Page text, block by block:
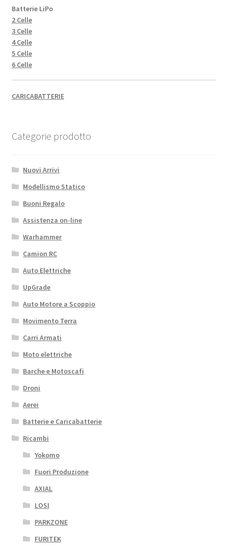
Batterie LiPo
2 Celle
3 Celle
4 Celle
5 Celle
6 Celle
CARICABATTERIE
Categorie prodotto
Nuovi Arrivi
Modellismo Statico
Buoni Regalo
Assistenza on-line
Warhammer
Camion RC
Auto Elettriche
UpGrade
Auto Motore a Scoppio
Movimento Terra
Carri Armati
Moto elettriche
Barche e Motoscafi
Droni
Aerei
Batterie e Caricabatterie
Ricambi
Yokomo
Fuori Produzione
AXIAL
LOSI
PARKZONE
FURITEK